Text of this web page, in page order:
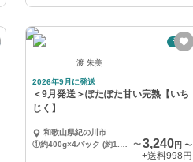
予約
渡 朱美
2026年9月に発送
＜9月発送＞ぽたぽた甘い完熟【いち
じく】
和歌山県紀の川市
〜3,240円〜
+送料998円